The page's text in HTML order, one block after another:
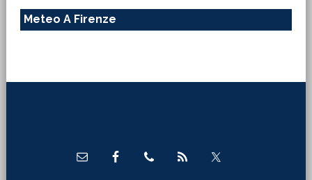
Meteo A Firenze